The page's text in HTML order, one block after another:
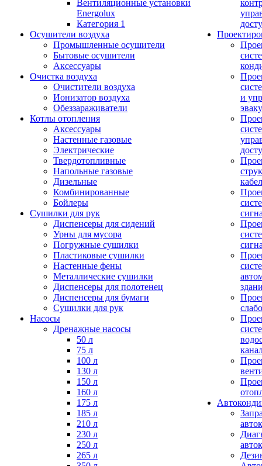
Вентиляционные установки
Energolux
Категория 1
Осушители воздуха
Промышленные осушители
Бытовые осушители
Аксессуары
Очистка воздуха
Очистители воздуха
Ионизатор воздуха
Обеззараживатели
Котлы отопления
Аксессуары
Настенные газовые
Электрические
Твердотопливные
Напольные газовые
Дизельные
Комбинированные
Бойлеры
Сушилки для рук
Диспенсеры для сидений
Урны для мусора
Погружные сушилки
Пластиковые сушилки
Настенные фены
Металлические сушилки
Диспенсеры для полотенец
Диспенсеры для бумаги
Сушилки для рук
Насосы
Дренажные насосы
50 л
75 л
100 л
130 л
150 л
160 л
175 л
185 л
210 л
230 л
250 л
265 л
и